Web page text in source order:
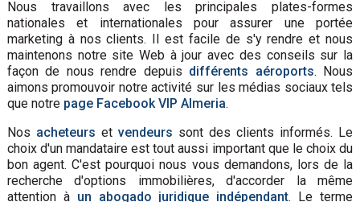
Nous travaillons avec les principales plates-formes
nationales et internationales pour assurer une portée
marketing à nos clients. Il est facile de s'y rendre et nous
maintenons notre site Web à jour avec des conseils sur la
façon de nous rendre depuis différents aéroports. Nous
aimons promouvoir notre activité sur les médias sociaux tels
que notre page Facebook VIP Almeria.
Nos acheteurs et vendeurs sont des clients informés. Le
choix d'un mandataire est tout aussi important que le choix du
bon agent. C'est pourquoi nous vous demandons, lors de la
recherche d'options immobilières, d'accorder la même
attention à un abogado juridique indépendant. Le terme